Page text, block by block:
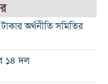
অর্থনীতি সমিতির
১৪ দল